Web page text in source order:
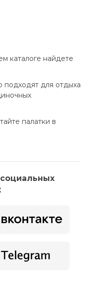
каталоге найдете
подходят для отдыха
палатки в